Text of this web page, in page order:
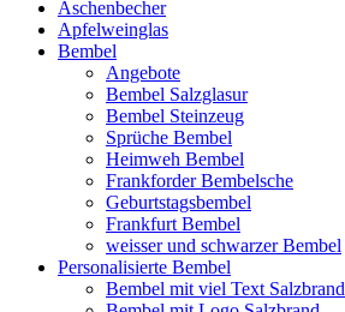
Aschenbecher
Apfelweinglas
Bembel
Angebote
Bembel Salzglasur
Bembel Steinzeug
Sprüche Bembel
Heimweh Bembel
Frankforder Bembelsche
Geburtstagsbembel
Frankfurt Bembel
weisser und schwarzer Bembel
Personalisierte Bembel
Bembel mit viel Text Salzbrand